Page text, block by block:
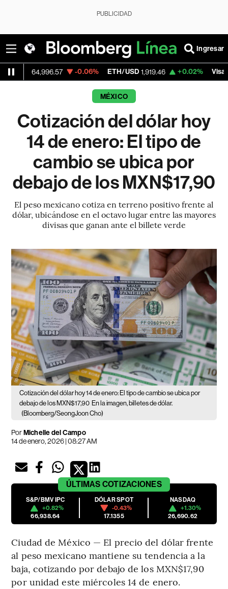
PUBLICIDAD
Ingresar
-0.06% ETH/USD 1,919.46 +0.02% Visa 362.50
MÉXICO
Cotización del dólar hoy
14 de enero: El tipo de
cambio se ubica por
debajo de los MXN$17,90
El peso mexicano cotiza en terreno positivo frente al
dólar, ubicándose en el octavo lugar entre las mayores
divisas que ganan ante el billete verde
Cotización del dólar hoy 14 de enero: El tipo de cambio se ubica por
debajo de los MXN$17,90 En la imagen, billetes de dólar.
(Bloomberg/SeongJoon Cho)
PorMichelle del Campo
14 de enero, 2026 | 08:27 AM
ÚLTIMAS COTIZACIONES
S&P/BMV IPC
+0.82%
66,938.64
DÓLAR SPOT
-0.43%
17.1355
NASDAQ
+1.30%
26,690.62
Ciudad de México — El precio del dólar frente
al peso mexicano mantiene su tendencia a la
baja, cotizando por debajo de los MXN$17,90
por unidad este miércoles 14 de enero.